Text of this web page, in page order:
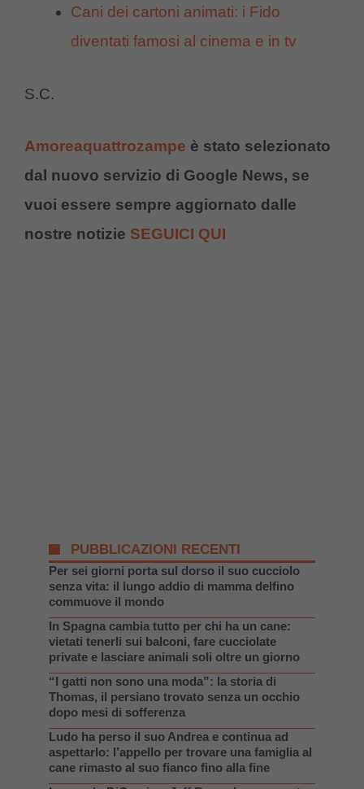
Cani dei cartoni animati: i Fido
diventati famosi al cinema e in tv
S.C.
Amoreaquattrozampe è stato selezionato
dal nuovo servizio di Google News, se
vuoi essere sempre aggiornato dalle
nostre notizie SEGUICI QUI
PUBBLICAZIONI RECENTI
Per sei giorni porta sul dorso il suo cucciolo
senza vita: il lungo addio di mamma delfino
commuove il mondo
In Spagna cambia tutto per chi ha un cane:
vietati tenerli sui balconi, fare cucciolate
private e lasciare animali soli oltre un giorno
“I gatti non sono una moda”: la storia di
Thomas, il persiano trovato senza un occhio
dopo mesi di sofferenza
Ludo ha perso il suo Andrea e continua ad
aspettarlo: l’appello per trovare una famiglia al
cane rimasto al suo fianco fino alla fine